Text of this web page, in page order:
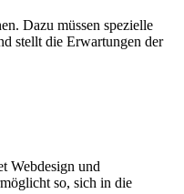
Dazu müssen spezielle
stellt die Erwartungen der
Webdesign und
so, sich in die